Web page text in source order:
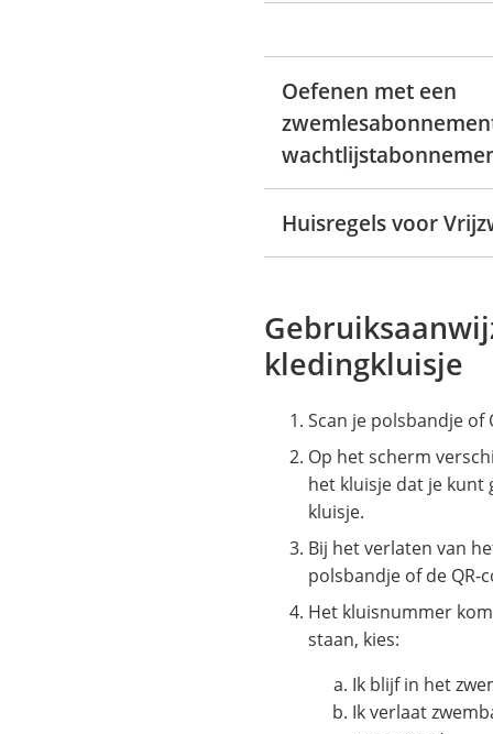
Oefenen met een
Huisregels voor
kledingkluisje
Scan je polsbandje of
Op het scherm
het kluisje dat je kunt
kluisje.
Bij het verlaten van
polsbandje of de QR-
Het kluisnummer
staan, kies:
Ik blijf in het
Ik verlaat